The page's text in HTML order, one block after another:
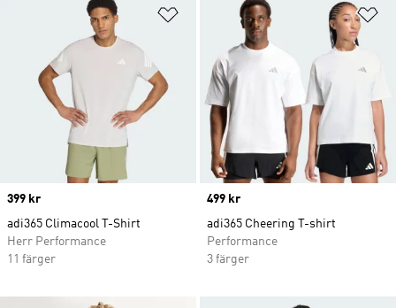
Lägg till på önskelistan
Price
399 kr
adi365 Climacool T-Shirt
Herr Performance
11 färger
Price
499 kr
adi365 Cheering T-shirt
Performance
3 färger